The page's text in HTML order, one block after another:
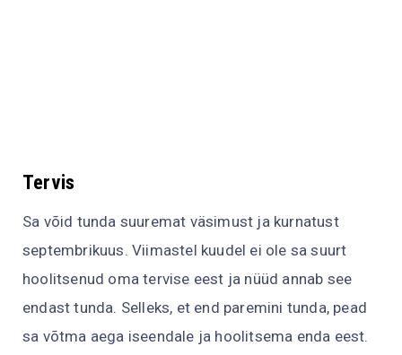
Tervis
Sa võid tunda suuremat väsimust ja kurnatust
septembrikuus. Viimastel kuudel ei ole sa suurt
hoolitsenud oma tervise eest ja nüüd annab see
endast tunda. Selleks, et end paremini tunda, pead
sa võtma aega iseendale ja hoolitsema enda eest.